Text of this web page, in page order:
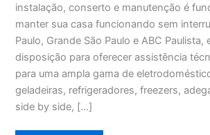
instalação, conserto e manutenção é
manter sua casa funcionando sem
Paulo, Grande São Paulo e ABC Paulista,
disposição para oferecer assistência
para uma ampla gama de
geladeiras, refrigeradores, freezers,
side by side, […]